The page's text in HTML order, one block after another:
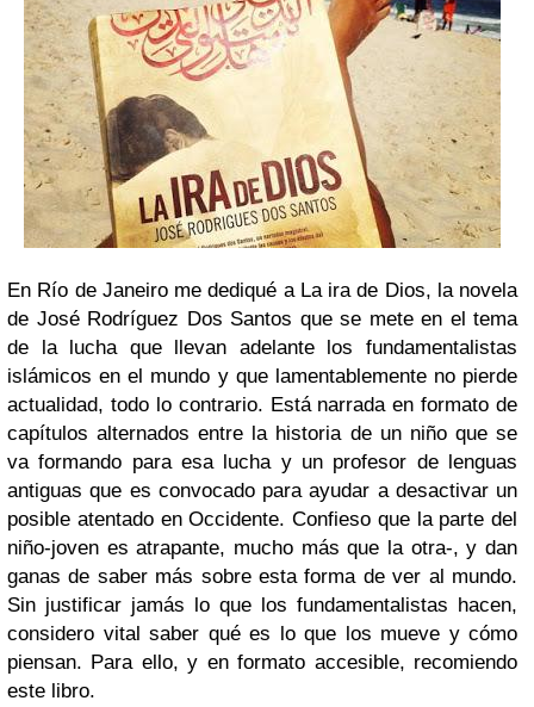
En Río de Janeiro me dediqué a La ira de Dios, la novela
de José Rodríguez Dos Santos que se mete en el tema
de la lucha que llevan adelante los fundamentalistas
islámicos en el mundo y que lamentablemente no pierde
actualidad, todo lo contrario. Está narrada en formato de
capítulos alternados entre la historia de un niño que se
va formando para esa lucha y un profesor de lenguas
antiguas que es convocado para ayudar a desactivar un
posible atentado en Occidente. Confieso que la parte del
niño-joven es atrapante, mucho más que la otra-, y dan
ganas de saber más sobre esta forma de ver al mundo.
Sin justificar jamás lo que los fundamentalistas hacen,
considero vital saber qué es lo que los mueve y cómo
piensan. Para ello, y en formato accesible, recomiendo
este libro.